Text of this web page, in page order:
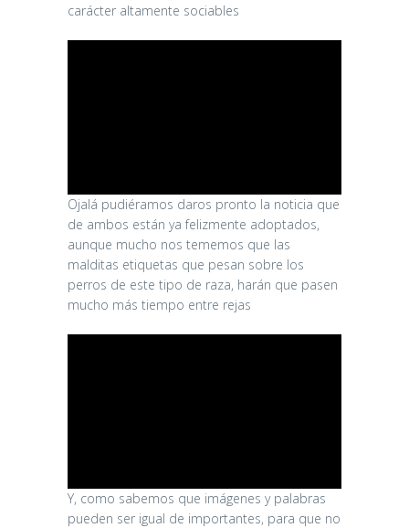
carácter altamente sociables
Ojalá pudiéramos daros pronto la noticia que
de ambos están ya felizmente adoptados,
aunque mucho nos tememos que las
malditas etiquetas que pesan sobre los
perros de este tipo de raza, harán que pasen
mucho más tiempo entre rejas
Y, como sabemos que imágenes y palabras
pueden ser igual de importantes, para que no